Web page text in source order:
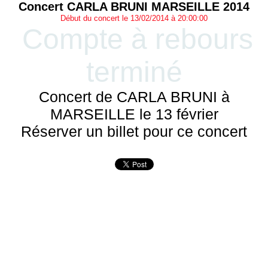
Concert CARLA BRUNI MARSEILLE 2014
Début du concert le 13/02/2014 à 20:00:00
Compte à rebours
terminé
Concert de CARLA BRUNI à
MARSEILLE le 13 février
Réserver un billet pour ce concert